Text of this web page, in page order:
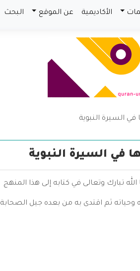
الأكاديمية عن الموقع البحث
السيرة النبوية
في السيرة النبوية
تبارك وتعالى في كتابه إلى هذا المنهج
ثم اقتدى به من بعده جيل الصحابة